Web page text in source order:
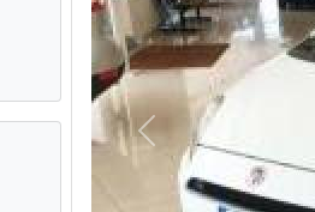
Precedente